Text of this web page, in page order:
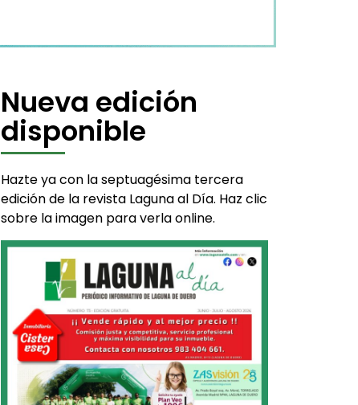
Nueva edición
disponible
Hazte ya con la septuagésima tercera
edición de la revista Laguna al Día. Haz clic
sobre la imagen para verla online.